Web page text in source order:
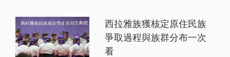
西拉雅族獲核定原住民族
爭取過程與族群分布一次
看